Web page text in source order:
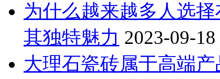
为什么越来越多人选
其独特魅力 2023-09-18
大理石瓷砖属于高端